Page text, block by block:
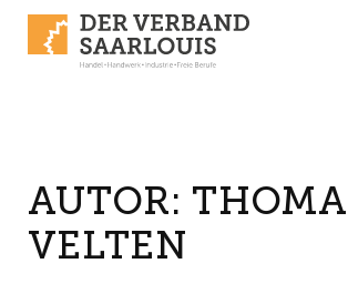
AUTOR:
VELTEN